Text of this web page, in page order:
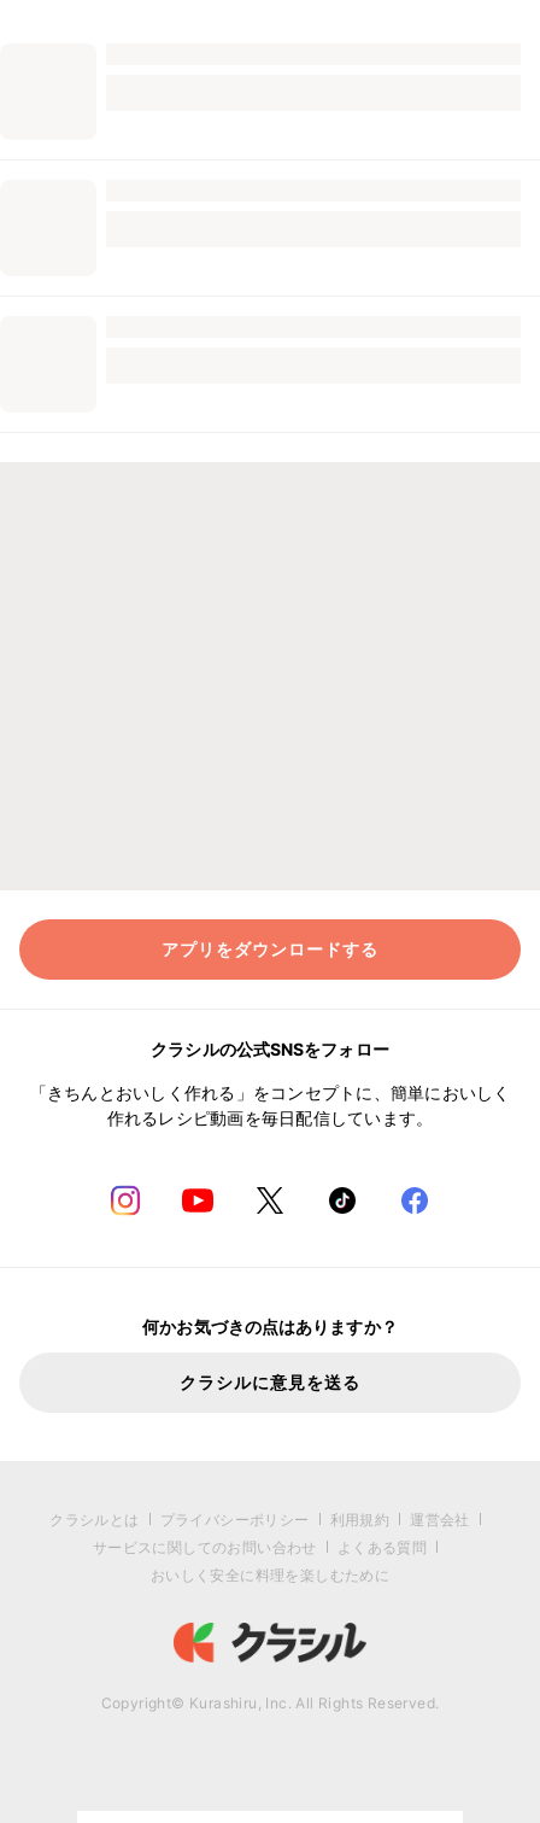
アプリをダウンロードする
クラシルの公式SNSをフォロー
「きちんとおいしく作れる」をコンセプトに、簡単においしく
作れるレシピ動画を毎日配信しています。
何かお気づきの点はありますか？
クラシルに意見を送る
クラシルとは プライバシーポリシー 利用規約
運営会社
サービスに関してのお問い合わせ
よくある質問
おいしく安全に料理を楽しむために
Copyright© Kurashiru, Inc. All Rights Reserved.